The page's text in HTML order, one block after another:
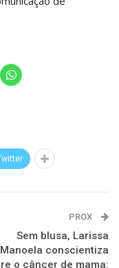
Clique
para
PROX
Sem blusa, Larissa
Manoela conscientiza
o câncer de mama: